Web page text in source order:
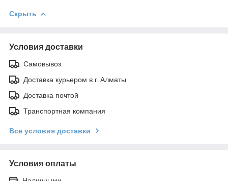
Скрыть
Условия доставки
Самовывоз
Доставка курьером в г. Алматы
Доставка почтой
Транспортная компания
Все условия доставки
Условия оплаты